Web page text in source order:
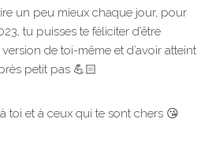
un peu mieux chaque jour, pour
tu puisses te féliciter d’être
de toi-même et d’avoir atteint
petit pas 💪🏻
toi et à ceux qui te sont chers 😘